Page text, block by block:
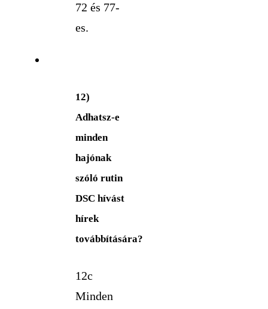
72 és 77-
es.
12)
Adhatsz-e
minden
hajónak
szóló rutin
DSC hívást
hírek
továbbítására?
12c
Minden